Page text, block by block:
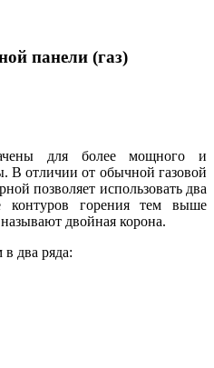
панели (газ)
для более мощного и
В отличии от обычной газовой
позволяет использовать два
горения тем выше
двойная корона.
два ряда: